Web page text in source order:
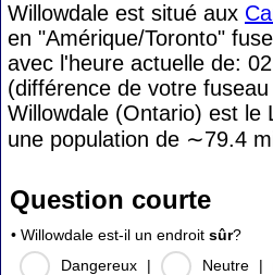
Willowdale est situé aux
en "Amérique/Toronto"
avec l'heure actuelle de:
(différence de votre fuseau
Willowdale (Ontario) est le
une population de ∼79.4
Question courte
• Willowdale est-il un endroit sûr?
Dangereux
| Neutre |